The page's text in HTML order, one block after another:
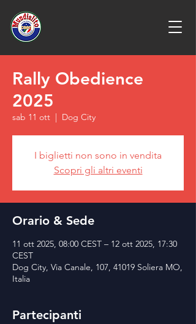
Rally Obedience
2025
sab 11 ott
  |
Dog City
I biglietti non sono in vendita
Scopri gli altri eventi
Orario & Sede
11 ott 2025, 08:00 CEST – 12 ott 2025, 17:30
CEST
Dog City, Via Canale, 107, 41019 Soliera MO,
Italia
Partecipanti